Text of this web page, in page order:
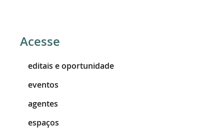
Acesse
editais e oportunidade
eventos
agentes
espaços